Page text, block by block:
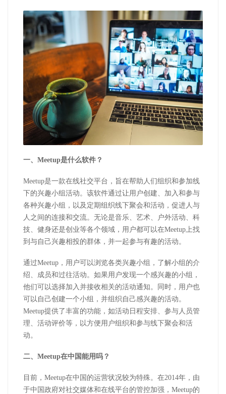
一、Meetup是什么软件？
Meetup是一款在线社交平台，旨在帮助人们组织和参加线
下的兴趣小组活动。该软件通过让用户创建、加入和参与
各种兴趣小组，以及定期组织线下聚会和活动，促进人与
人之间的连接和交流。无论是音乐、艺术、户外活动、科
技、健身还是创业等各个领域，用户都可以在Meetup上找
到与自己兴趣相投的群体，并一起参与有趣的活动。
通过Meetup，用户可以浏览各类兴趣小组，了解小组的介
绍、成员和过往活动。如果用户发现一个感兴趣的小组，
他们可以选择加入并接收相关的活动通知。同时，用户也
可以自己创建一个小组，并组织自己感兴趣的活动。
Meetup提供了丰富的功能，如活动日程安排、参与人员管
理、活动评价等，以方便用户组织和参与线下聚会和活
动。
二、Meetup在中国能用吗？
目前，Meetup在中国的运营状况较为特殊。在2014年，由
于中国政府对社交媒体和在线平台的管控加强，Meetup的